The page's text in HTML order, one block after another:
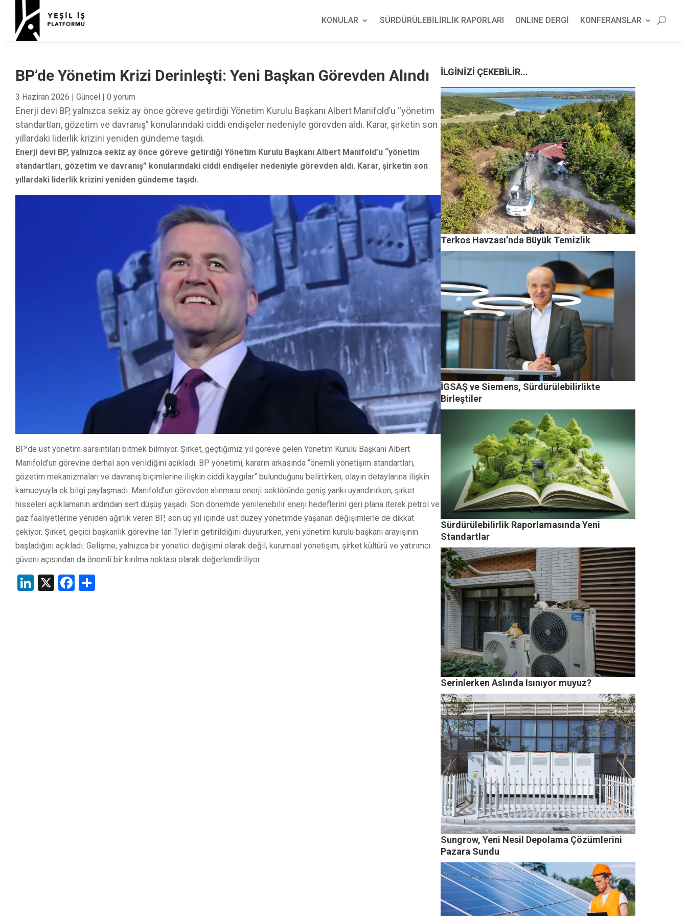
KONULAR SÜRDÜRÜLEBİLİRLİK RAPORLARI ONLINE DERGİ KONFERANSLAR
BP’de Yönetim Krizi Derinleşti: Yeni Başkan Görevden Alındı
3 Haziran 2026 | Güncel | 0 yorum
Enerji devi BP, yalnızca sekiz ay önce göreve getirdiği Yönetim Kurulu Başkanı Albert Manifold’u “yönetim
standartları, gözetim ve davranış” konularındaki ciddi endişeler nedeniyle görevden aldı. Karar, şirketin son
yıllardaki liderlik krizini yeniden gündeme taşıdı.
Enerji devi BP, yalnızca sekiz ay önce göreve getirdiği Yönetim Kurulu Başkanı Albert Manifold’u “yönetim
standartları, gözetim ve davranış” konularındaki ciddi endişeler nedeniyle görevden aldı. Karar, şirketin son
yıllardaki liderlik krizini yeniden gündeme taşıdı.
BP’de üst yönetim sarsıntıları bitmek bilmiyor. Şirket, geçtiğimiz yıl göreve gelen Yönetim Kurulu Başkanı Albert
Manifold’un görevine derhal son verildiğini açıkladı. BP yönetimi, kararın arkasında “önemli yönetişim standartları,
gözetim mekanizmaları ve davranış biçimlerine ilişkin ciddi kaygılar” bulunduğunu belirtirken, olayın detaylarına ilişkin
kamuoyuyla ek bilgi paylaşmadı. Manifold’un görevden alınması enerji sektöründe geniş yankı uyandırırken, şirket
hisseleri açıklamanın ardından sert düşüş yaşadı. Son dönemde yenilenebilir enerji hedeflerini geri plana iterek petrol ve
gaz faaliyetlerine yeniden ağırlık veren BP, son üç yıl içinde üst düzey yönetimde yaşanan değişimlerle de dikkat
çekiyor. Şirket, geçici başkanlık görevine Ian Tyler’ın getirildiğini duyururken, yeni yönetim kurulu başkanı arayışının
başladığını açıkladı. Gelişme, yalnızca bir yönetici değişimi olarak değil, kurumsal yönetişim, şirket kültürü ve yatırımcı
güveni açısından da önemli bir kırılma noktası olarak değerlendiriliyor.
LinkedIn
X Facebook
İLGİNİZİ ÇEKEBİLİR...
Terkos Havzası’nda Büyük Temizlik
İGSAŞ ve Siemens, Sürdürülebilirlikte
Birleştiler
Sürdürülebilirlik Raporlamasında Yeni
Standartlar
Serinlerken Aslında Isınıyor muyuz?
Sungrow, Yeni Nesil Depolama Çözümlerini
Pazara Sundu